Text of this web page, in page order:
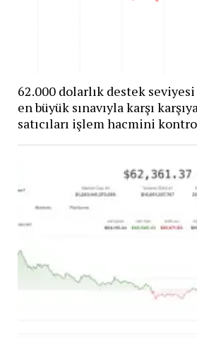
62.000 dolarlık destek seviyesi
en büyük sınavıyla karşı
satıcıları işlem hacmini